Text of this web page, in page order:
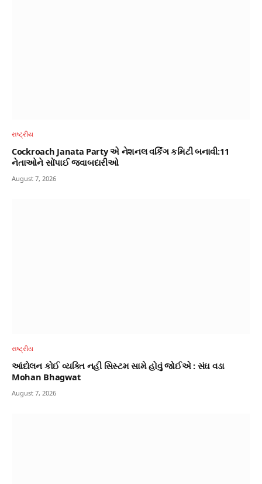
રાષ્ટ્રીય
Cockroach Janata Party એ નેશનલ વર્કિંગ કમિટી બનાવી:11
નેતાઓને સોંપાઈ જવાબદારીઓ
August 7, 2026
રાષ્ટ્રીય
આંદોલન કોઈ વ્યક્તિ નહી સિસ્ટમ સામે હોવું જોઈએ : સંઘ વડા
Mohan Bhagwat
August 7, 2026